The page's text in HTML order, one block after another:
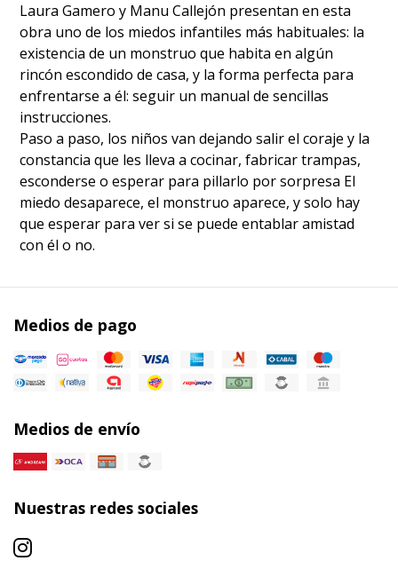
Laura Gamero y Manu Callejón presentan en esta
obra uno de los miedos infantiles más habituales: la
existencia de un monstruo que habita en algún
rincón escondido de casa, y la forma perfecta para
enfrentarse a él: seguir un manual de sencillas
instrucciones.
Paso a paso, los niños van dejando salir el coraje y la
constancia que les lleva a cocinar, fabricar trampas,
esconderse o esperar para pillarlo por sorpresa El
miedo desaparece, el monstruo aparece, y solo hay
que esperar para ver si se puede entablar amistad
con él o no.
Medios de pago
Medios de envío
Nuestras redes sociales